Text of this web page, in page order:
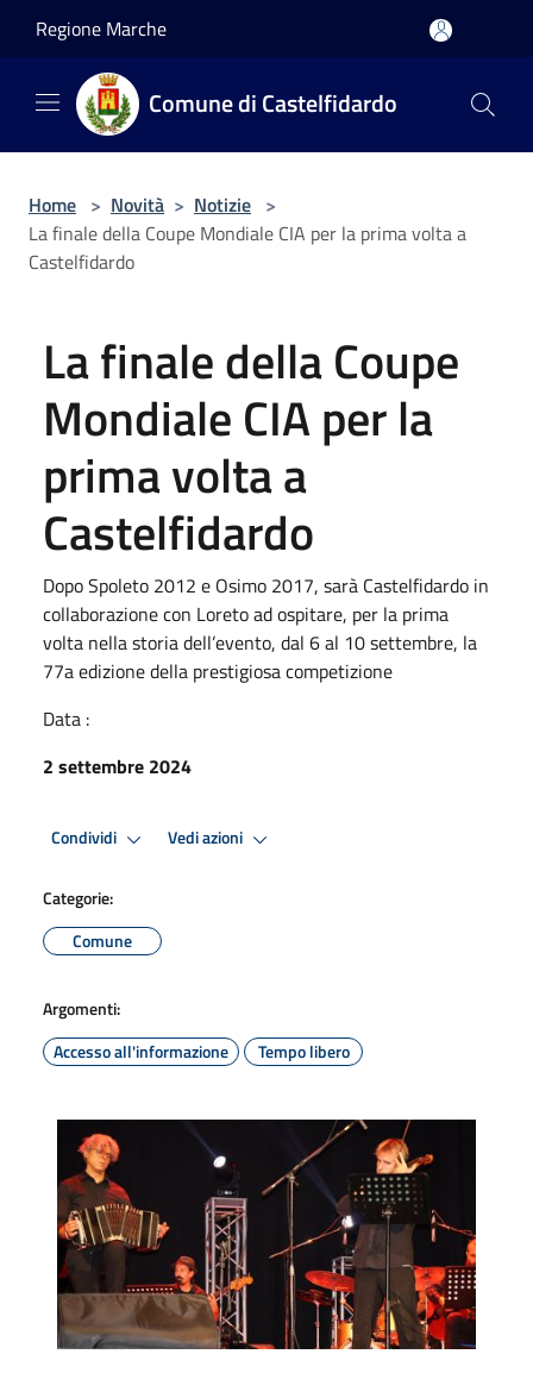
Regione Marche
Comune di Castelfidardo
Home > Novità > Notizie >
La finale della Coupe Mondiale CIA per la prima volta a
Castelfidardo
La finale della Coupe
Mondiale CIA per la
prima volta a
Castelfidardo
Dopo Spoleto 2012 e Osimo 2017, sarà Castelfidardo in
collaborazione con Loreto ad ospitare, per la prima
volta nella storia dell’evento, dal 6 al 10 settembre, la
77a edizione della prestigiosa competizione
Data :
2 settembre 2024
Condividi Vedi azioni
Categorie:
Comune
Argomenti:
Accesso all'informazione
Tempo libero